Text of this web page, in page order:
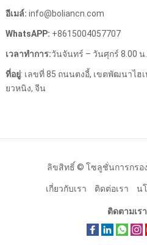
อีเมล์: info@boliancn.com
WhatsAPP: +8615004057707
เวลาทําการ:วันจันทร์ – วันศุกร์ 8.00
ที่อยู่: เลขที่ 85 ถนนตงอี้, เขตพัฒนาไฮเ
ยวหนิง, จีน
ลิขสิทธิ์ © โซลูชั่นการกรอ
เกี่ยวกับเรา ติดต่อเรา น
ติดตามเร